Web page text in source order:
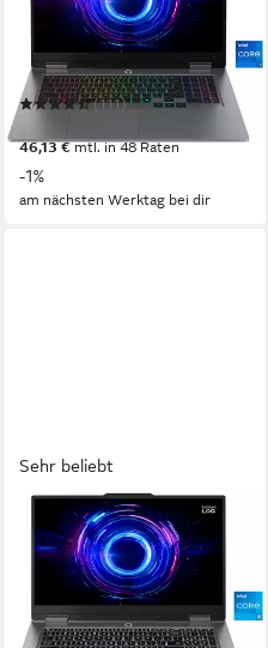
5050/5060/5070 Gaming-
NotebookBildschirmdiagonale
Intel Core i7
Prozessor
GeForce RTX 5060 Grafikkarte
(111)
46,13 €mtl. in 48 Raten
-1%
am nächsten Werktag bei dir
Sehr beliebt
LENOVO
LOQ 17IRX10 RTX
5050/5060/5070 Gaming-
NotebookBildschirmdiagonale
Intel Core i5 Prozessor
GeForce RTX 5050 Grafikkarte